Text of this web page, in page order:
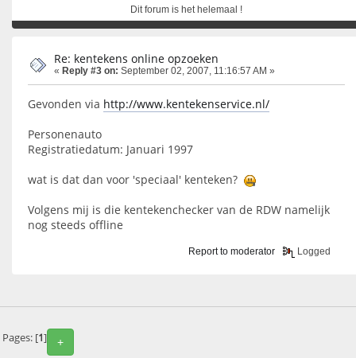
Dit forum is het helemaal !
Re: kentekens online opzoeken
« Reply #3 on: September 02, 2007, 11:16:57 AM »
Gevonden via http://www.kentekenservice.nl/
Personenauto
Registratiedatum: Januari 1997
wat is dat dan voor 'speciaal' kenteken?
Volgens mij is die kentekenchecker van de RDW namelijk
nog steeds offline
Report to moderator Logged
+
Pages: [1]